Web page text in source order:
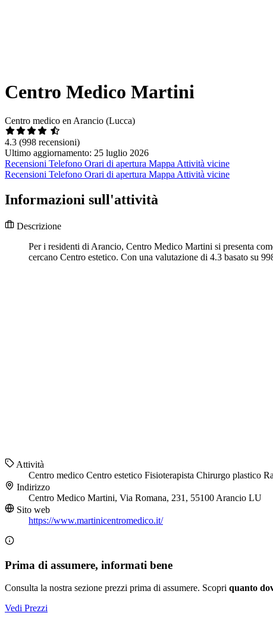
Centro Medico Martini
Centro medico en Arancio (Lucca)
4.3 (998 recensioni)
Ultimo aggiornamento: 25 luglio 2026
Recensioni Telefono Orari di apertura Mappa Attività vicine
Recensioni Telefono Orari di apertura Mappa Attività vicine
Informazioni sull'attività
Descrizione
Per i residenti di Arancio, Centro Medico Martini si presenta
cercano Centro estetico. Con una valutazione di 4.3 basato su
Attività
Centro medico Centro estetico Fisioterapista Chirurgo plastico
Indirizzo
Centro Medico Martini, Via Romana, 231, 55100 Arancio LU
Sito web
https://www.martinicentromedico.it/
Prima di assumere, informati bene
Consulta la nostra sezione prezzi prima di assumere. Scopri quanto
Vedi Prezzi